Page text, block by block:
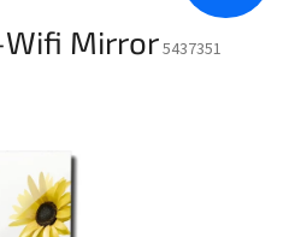
Wifi Mirror5437351